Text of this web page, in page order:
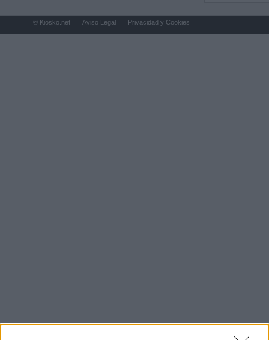
© Kiosko.net Aviso Legal Privacidad y Cookies